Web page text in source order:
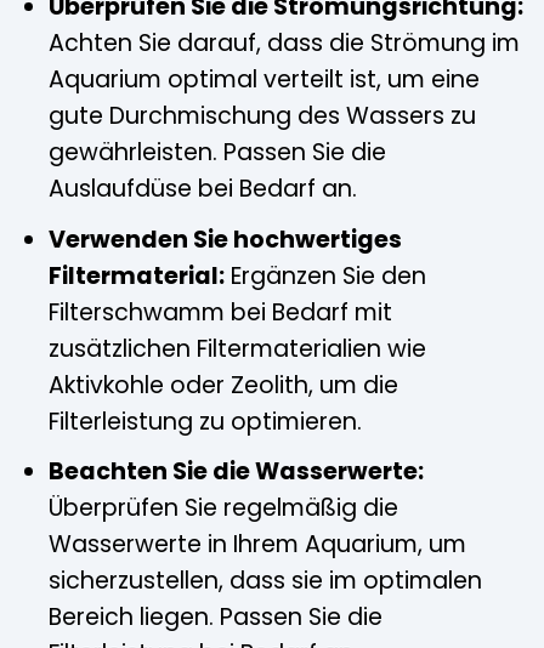
Überprüfen Sie die Strömungsrichtung:
Achten Sie darauf, dass die Strömung im
Aquarium optimal verteilt ist, um eine
gute Durchmischung des Wassers zu
gewährleisten. Passen Sie die
Auslaufdüse bei Bedarf an.
Verwenden Sie hochwertiges
Filtermaterial:Ergänzen Sie den
Filterschwamm bei Bedarf mit
zusätzlichen Filtermaterialien wie
Aktivkohle oder Zeolith, um die
Filterleistung zu optimieren.
Beachten Sie die Wasserwerte:
Überprüfen Sie regelmäßig die
Wasserwerte in Ihrem Aquarium, um
sicherzustellen, dass sie im optimalen
Bereich liegen. Passen Sie die